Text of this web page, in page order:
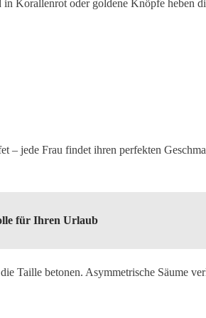
Korallenrot oder goldene Knöpfe heben
– jede Frau findet ihren perfekten
für Ihren Urlaub
Taille betonen. Asymmetrische Säume